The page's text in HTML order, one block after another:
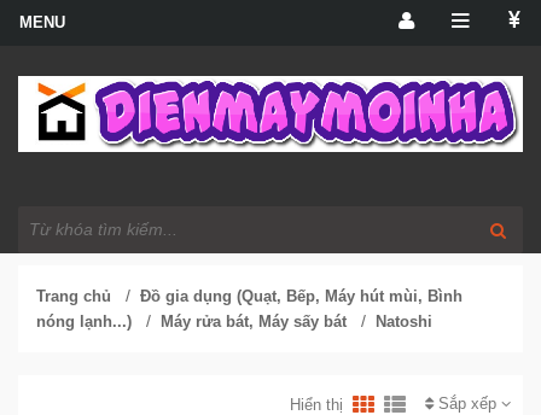
Trang chủ / Đồ gia dụng (Quạt, Bếp, Máy hút mùi, Bình
nóng lạnh...) / Máy rửa bát, Máy sấy bát / Natoshi
Sắp xếp
Hiển thị